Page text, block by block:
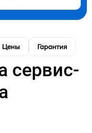
Цены Гарантия
сервис-